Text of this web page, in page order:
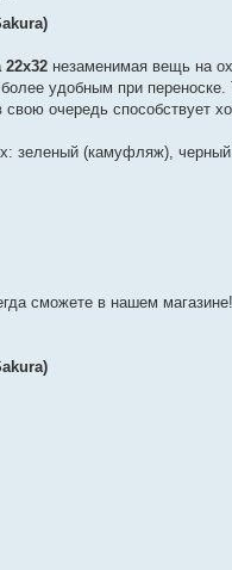
незаменимая вещь на
удобным при
свою очередь способствует
зеленый (камуфляж), черный.
сможете в нашем магазине!